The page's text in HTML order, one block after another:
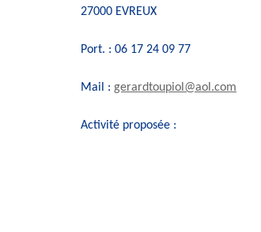
27000 EVREUX
Port. : 06 17 24 09 77
Mail : gerardtoupiol@aol.com
Activité proposée :